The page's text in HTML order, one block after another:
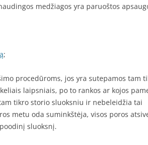
medžiagos yra paruoštos
;
procedūroms, jos yra sutepamos tam
laipsniais, po to rankos ar kojos
tikro storio sluoksniu ir nebeleidžia tai
metu oda suminkštėja, visos poros
sluoksnį.